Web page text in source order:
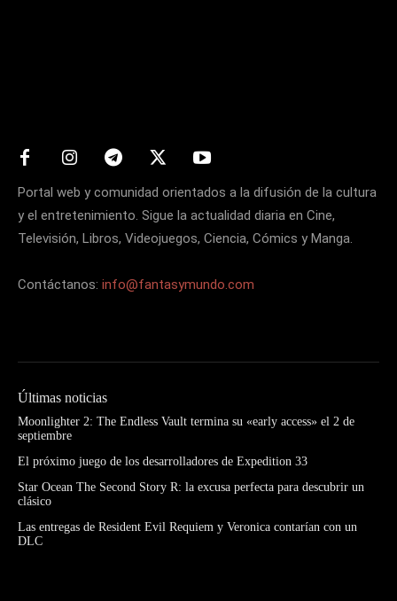
Portal web y comunidad orientados a la difusión de la cultura
y el entretenimiento. Sigue la actualidad diaria en Cine,
Televisión, Libros, Videojuegos, Ciencia, Cómics y Manga.
Contáctanos: info@fantasymundo.com
Últimas noticias
Moonlighter 2: The Endless Vault termina su «early access» el 2 de
septiembre
El próximo juego de los desarrolladores de Expedition 33
Star Ocean The Second Story R: la excusa perfecta para descubrir un
clásico
Las entregas de Resident Evil Requiem y Veronica contarían con un
DLC